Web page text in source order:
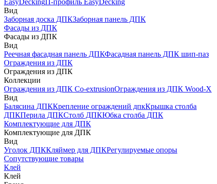
EasyDeckingП-профиль EasyDecking
Вид
Заборная доска ДПКЗаборная панель ДПК
Фасады из ДПК
Фасады из ДПК
Вид
Реечная фасадная панель ДПКФасадная панель ДПК шип-паз
Ограждения из ДПК
Ограждения из ДПК
Коллекции
Ограждения из ДПК Co-extrusionОграждения из ДПК Wood-X
Вид
Балясина ДПККрепление ограждений дпкКрышка столба
ДПКПерила ДПКСтолб ДПКЮбка столба ДПК
Комплектующие для ДПК
Комплектующие для ДПК
Вид
Уголок ДПККляймер для ДПКРегулируемые опоры
Сопутствующие товары
Клей
Клей